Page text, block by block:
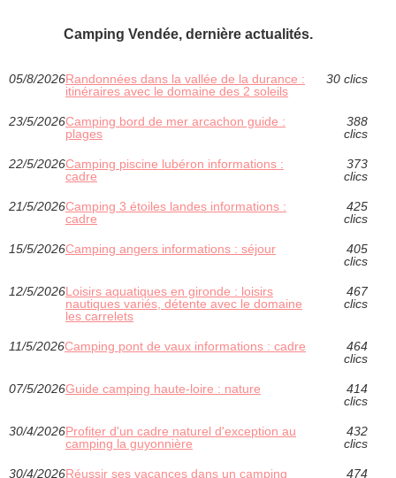
Camping Vendée, dernière actualités.
05/8/2026Randonnées dans la vallée de la durance :
itinéraires avec le domaine des 2 soleils
30 clics
23/5/2026Camping bord de mer arcachon guide :
plages
388
clics
22/5/2026Camping piscine lubéron informations :
cadre
373
clics
21/5/2026Camping 3 étoiles landes informations :
cadre
425
clics
15/5/2026Camping angers informations : séjour
405
clics
12/5/2026Loisirs aquatiques en gironde : loisirs
nautiques variés, détente avec le domaine
les carrelets
467
clics
11/5/2026Camping pont de vaux informations : cadre
464
clics
07/5/2026Guide camping haute-loire : nature
414
clics
30/4/2026Profiter d'un cadre naturel d'exception au
camping la guyonnière
432
clics
30/4/2026Réussir ses vacances dans un camping
474